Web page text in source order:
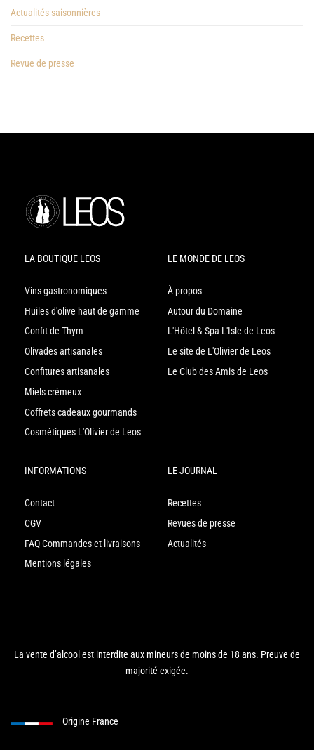
Actualités saisonnières
Recettes
Revue de presse
LA BOUTIQUE LEOS
Vins gastronomiques
Huiles d'olive haut de gamme
Confit de Thym
Olivades artisanales
Confitures artisanales
Miels crémeux
Coffrets cadeaux gourmands
Cosmétiques L'Olivier de Leos
LE MONDE DE LEOS
À propos
Autour du Domaine
L'Hôtel & Spa L'Isle de Leos
Le site de L'Olivier de Leos
Le Club des Amis de Leos
INFORMATIONS
Contact
CGV
FAQ Commandes et livraisons
Mentions légales
LE JOURNAL
Recettes
Revues de presse
Actualités
La vente d’alcool est interdite aux mineurs de moins de 18 ans. Preuve de
majorité exigée.
Origine France